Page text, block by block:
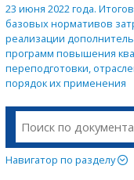
23 июня 2022 года.
базовых нормативов
реализации
программ повышения
переподготовки,
порядок их применения
Навигатор по разделу